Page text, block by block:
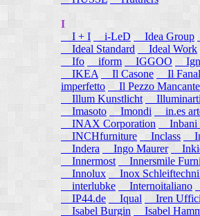
I
I + I
i-LeD Idea Group
Ideal Standard
Ideal Work
Ifo
iform IGGOO
IKEA
Il Casone Il
imperfetto
Il Pezzo Mancante
Illum Kunstlicht
Imasoto
Imondi in.es
INAX Corporation
Inbani
INCHfurniture
Inclass
Indera
Ingo Maurer
Innermost
Innersmile
Innolux
Inox
interlubke
Internoitaliano
IP44.de
Iqual Iren Uffici
Isabel Burgin
Isabel